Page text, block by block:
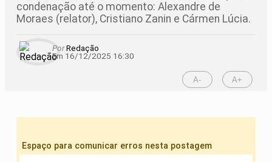
condenação até o momento: Alexandre de
Moraes (relator), Cristiano Zanin e Cármen Lúcia.
PorRedação
Em 16/12/2025 16:30
A- A+
Espaço para comunicar erros nesta postagem